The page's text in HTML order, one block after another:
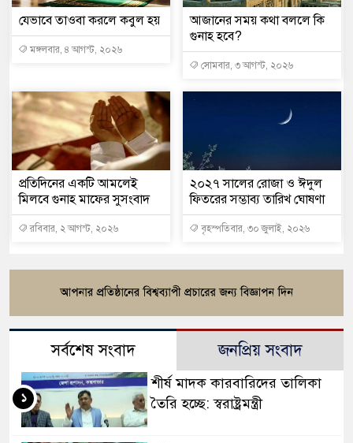
যেভাবে তাওবা করলে কবুল হয়
মঙ্গলবার, ৪ আগস্ট, ২০২৬
আজানের সময় কথা বললে কি
গুনাহ হবে?
সোমবার, ৩ আগস্ট, ২০২৬
প্রতিদিনের একটি আমলেই
মিলবে গুনাহ মাফের সুসংবাদ
রবিবার, ২ আগস্ট, ২০২৬
২০২৭ সালের রােজা ও ঈদুল
ফিতরের সম্ভাব্য তারিখ ঘোষণা
বৃহস্পতিবার, ৩০ জুলাই, ২০২৬
সর্বশেষ সংবাদ জনপ্রিয় সংবাদ
শীর্ষ মাদক কারবারিদের তালিকা
তৈরি হচ্ছে: স্বরাষ্ট্রমন্ত্রী
১